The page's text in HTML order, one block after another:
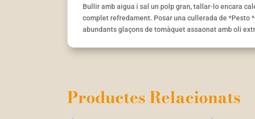
Bullir amb aigua i sal un polp gran, tallar-lo encara
complet refredament. Posar una cullerada de *Pesto
abundants glaçons de tomàquet assaonat amb oli
Productes Relacionats